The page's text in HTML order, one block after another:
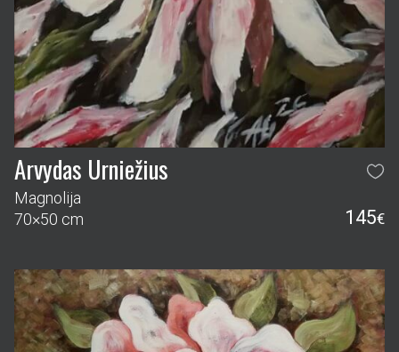
Arvydas Urniežius
Magnolija
70×50 cm
145€